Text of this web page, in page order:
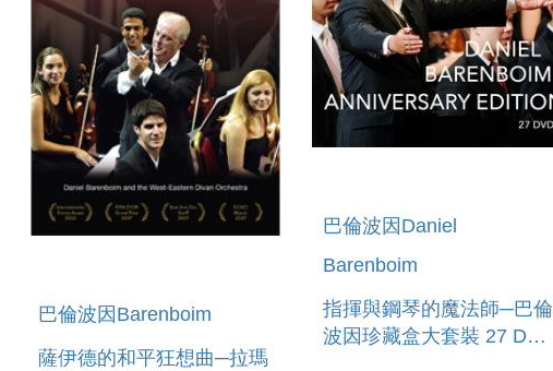
巴倫波因Barenboim
薩伊德的和平狂想曲─拉瑪
巴倫波因Daniel
Barenboim
指揮與鋼琴的魔法師─巴倫
波因珍藏盒大套裝 27 DVD